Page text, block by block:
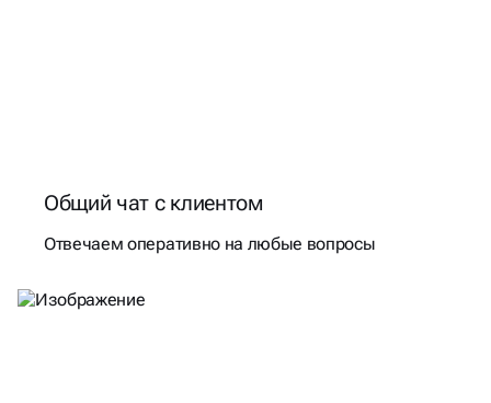
Общий чат с клиентом
Отвечаем оперативно на любые вопросы